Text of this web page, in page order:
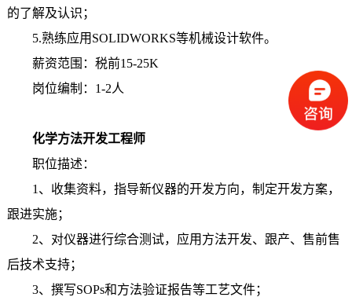
的了解及认识；
5.熟练应用SOLIDWORKS等机械设计软件。
薪资范围：税前15-25K
岗位编制：1-2人
化学方法开发工程师
职位描述：
1、收集资料，指导新仪器的开发方向，制定开发方案，
跟进实施；
2、对仪器进行综合测试，应用方法开发、跟产、售前售
后技术支持；
3、撰写SOPs和方法验证报告等工艺文件；